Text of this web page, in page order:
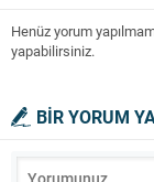
Henüz yorum
yapabilirsiniz.
BİR YORUM